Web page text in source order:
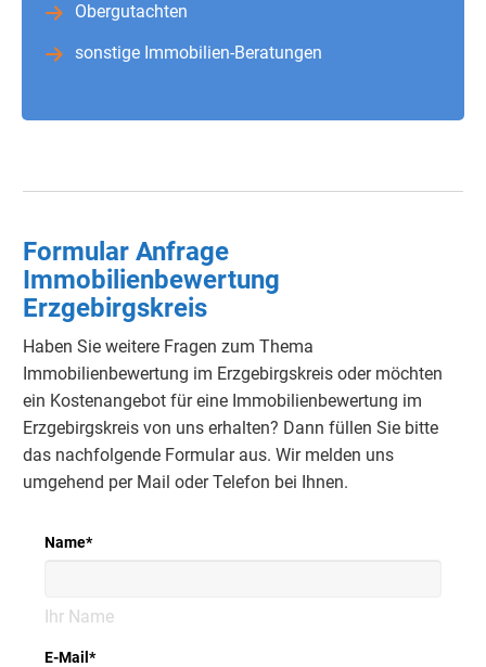
Obergutachten
sonstige Immobilien-Beratungen
Formular Anfrage
Immobilienbewertung
Erzgebirgskreis
Haben Sie weitere Fragen zum Thema
Immobilienbewertung im Erzgebirgskreis oder möchten
ein Kostenangebot für eine Immobilienbewertung im
Erzgebirgskreis von uns erhalten? Dann füllen Sie bitte
das nachfolgende Formular aus. Wir melden uns
umgehend per Mail oder Telefon bei Ihnen.
Name*
Ihr Name
E-Mail *